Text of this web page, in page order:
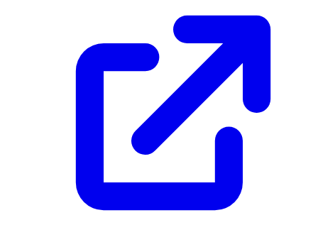
Optimice el proceso de envío de su RFP con nuestro
proveedores potenciales sin esfuerzo y asegúrese de
simplificar su proceso de recopilación y revisión de RFP